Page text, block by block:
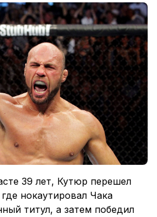
39 лет, Кутюр перешел
нокаутировал Чака
титул, а затем победил